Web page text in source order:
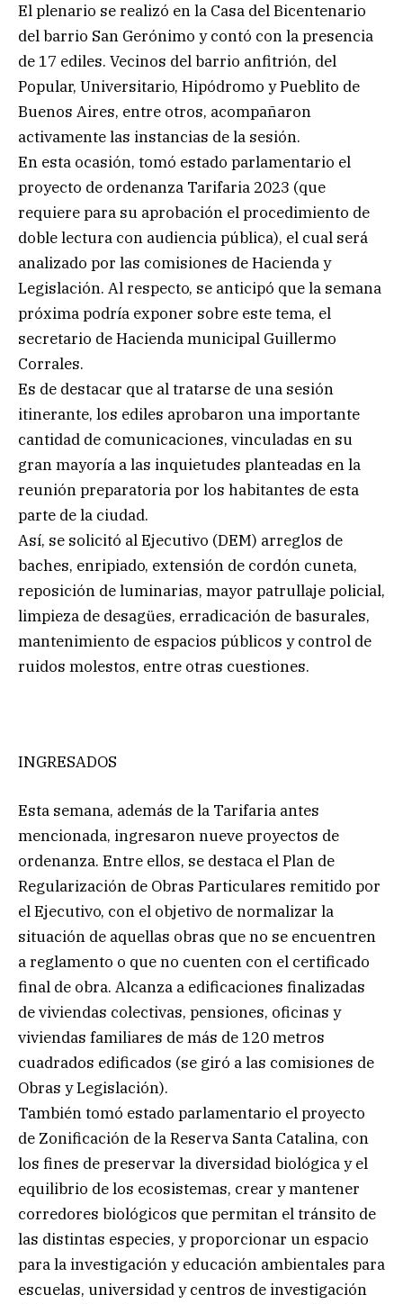
El plenario se realizó en la Casa del Bicentenario
del barrio San Gerónimo y contó con la presencia
de 17 ediles. Vecinos del barrio anfitrión, del
Popular, Universitario, Hipódromo y Pueblito de
Buenos Aires, entre otros, acompañaron
activamente las instancias de la sesión.
En esta ocasión, tomó estado parlamentario el
proyecto de ordenanza Tarifaria 2023 (que
requiere para su aprobación el procedimiento de
doble lectura con audiencia pública), el cual será
analizado por las comisiones de Hacienda y
Legislación. Al respecto, se anticipó que la semana
próxima podría exponer sobre este tema, el
secretario de Hacienda municipal Guillermo
Corrales.
Es de destacar que al tratarse de una sesión
itinerante, los ediles aprobaron una importante
cantidad de comunicaciones, vinculadas en su
gran mayoría a las inquietudes planteadas en la
reunión preparatoria por los habitantes de esta
parte de la ciudad.
Así, se solicitó al Ejecutivo (DEM) arreglos de
baches, enripiado, extensión de cordón cuneta,
reposición de luminarias, mayor patrullaje policial,
limpieza de desagües, erradicación de basurales,
mantenimiento de espacios públicos y control de
ruidos molestos, entre otras cuestiones.
INGRESADOS
Esta semana, además de la Tarifaria antes
mencionada, ingresaron nueve proyectos de
ordenanza. Entre ellos, se destaca el Plan de
Regularización de Obras Particulares remitido por
el Ejecutivo, con el objetivo de normalizar la
situación de aquellas obras que no se encuentren
a reglamento o que no cuenten con el certificado
final de obra. Alcanza a edificaciones finalizadas
de viviendas colectivas, pensiones, oficinas y
viviendas familiares de más de 120 metros
cuadrados edificados (se giró a las comisiones de
Obras y Legislación).
También tomó estado parlamentario el proyecto
de Zonificación de la Reserva Santa Catalina, con
los fines de preservar la diversidad biológica y el
equilibrio de los ecosistemas, crear y mantener
corredores biológicos que permitan el tránsito de
las distintas especies, y proporcionar un espacio
para la investigación y educación ambientales para
escuelas, universidad y centros de investigación